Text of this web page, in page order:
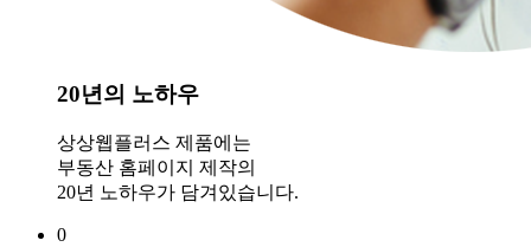
20년의 노하우
상상웹플러스 제품에는
부동산 홈페이지 제작의
20년 노하우가 담겨있습니다.
0